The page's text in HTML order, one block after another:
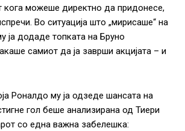
кога можеше директно да придонесе,
Во ситуација што „мирисаше“ на
ја додаде топката на Бруно
самиот да ја заврши акцијата – и
Роналдо му ја одзеде шансата на
гол беше анализирана од Тиери
со една важна забелешка: